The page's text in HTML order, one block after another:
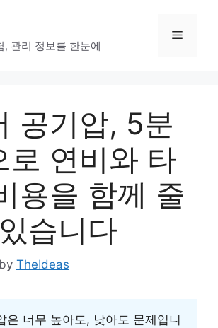
, 관리 정보를 한눈에
Menu
공기압, 5분
로 연비와 타
용을 함께 줄
습니다
by TheIdeas
은 너무 높아도, 낮아도 문제입니